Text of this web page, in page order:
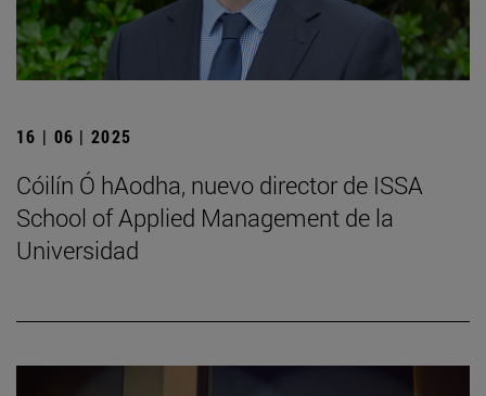
16 | 06 | 2025
Cóilín Ó hAodha, nuevo director de ISSA
School of Applied Management de la
Universidad